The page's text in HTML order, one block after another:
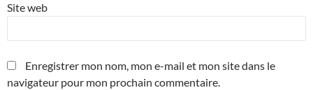
Site web
Enregistrer mon nom, mon e-mail et mon site dans le
navigateur pour mon prochain commentaire.